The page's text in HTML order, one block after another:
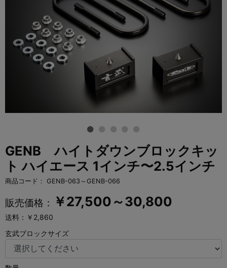
GENB ハイトダウンブロックキッ
ト ハイエース 1インチ〜2.5インチ
商品コード： GENB-063～GENB-066
販売価格： ￥27,500～30,800
送料：￥2,860
玄武ブロックサイズ